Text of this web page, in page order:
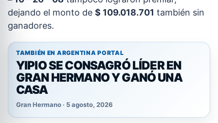
dejando el monto de $ 109.018.701 también sin
ganadores.
TAMBIÉN EN ARGENTINA PORTAL
YIPIO SE CONSAGRÓ LÍDER EN
GRAN HERMANO Y GANÓ UNA
CASA
Gran Hermano · 5 agosto, 2026